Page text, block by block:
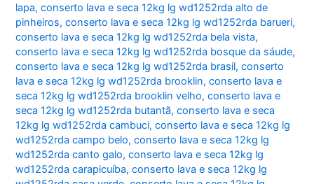
lapa,conserto lava e seca 12kg lg wd1252rda alto de
pinheiros,conserto lava e seca 12kg lg wd1252rda barueri,
conserto lava e seca 12kg lg wd1252rda bela vista,
conserto lava e seca 12kg lg wd1252rda bosque da sáude,
conserto lava e seca 12kg lg wd1252rda brasil,conserto
lava e seca 12kg lg wd1252rda brooklin,conserto lava e
seca 12kg lg wd1252rda brooklin velho,conserto lava e
seca 12kg lg wd1252rda butantã,conserto lava e seca
12kg lg wd1252rda cambuci,conserto lava e seca 12kg lg
wd1252rda campo belo,conserto lava e seca 12kg lg
wd1252rda canto galo,conserto lava e seca 12kg lg
wd1252rda carapicuíba,conserto lava e seca 12kg lg